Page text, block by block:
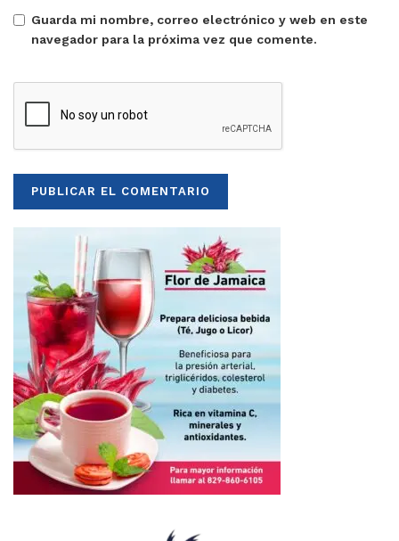
Guarda mi nombre, correo electrónico y web en este
navegador para la próxima vez que comente.